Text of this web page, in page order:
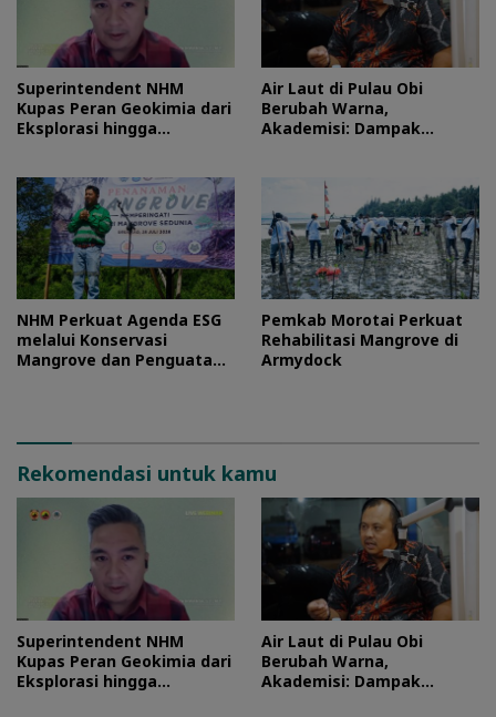
Superintendent NHM
Kupas Peran Geokimia dari
Eksplorasi hingga
Air Laut di Pulau Obi
Berubah Warna,
Akademisi: Dampak
NHM Perkuat Agenda ESG
melalui Konservasi
Mangrove dan Penguatan
Pemkab Morotai Perkuat
Rehabilitasi Mangrove di
Armydock
Rekomendasi untuk kamu
Superintendent NHM
Kupas Peran Geokimia dari
Eksplorasi hingga
Air Laut di Pulau Obi
Berubah Warna,
Akademisi: Dampak